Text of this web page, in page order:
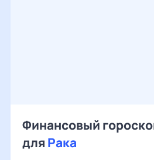
Финансовый
для Рака